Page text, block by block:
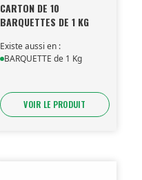
CARTON DE 10
BARQUETTES DE 1 KG
Existe aussi en :
BARQUETTE de 1 Kg
VOIR LE PRODUIT